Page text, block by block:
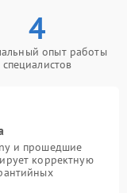
4
опыт работы
специалистов
и прошедшие
корректную